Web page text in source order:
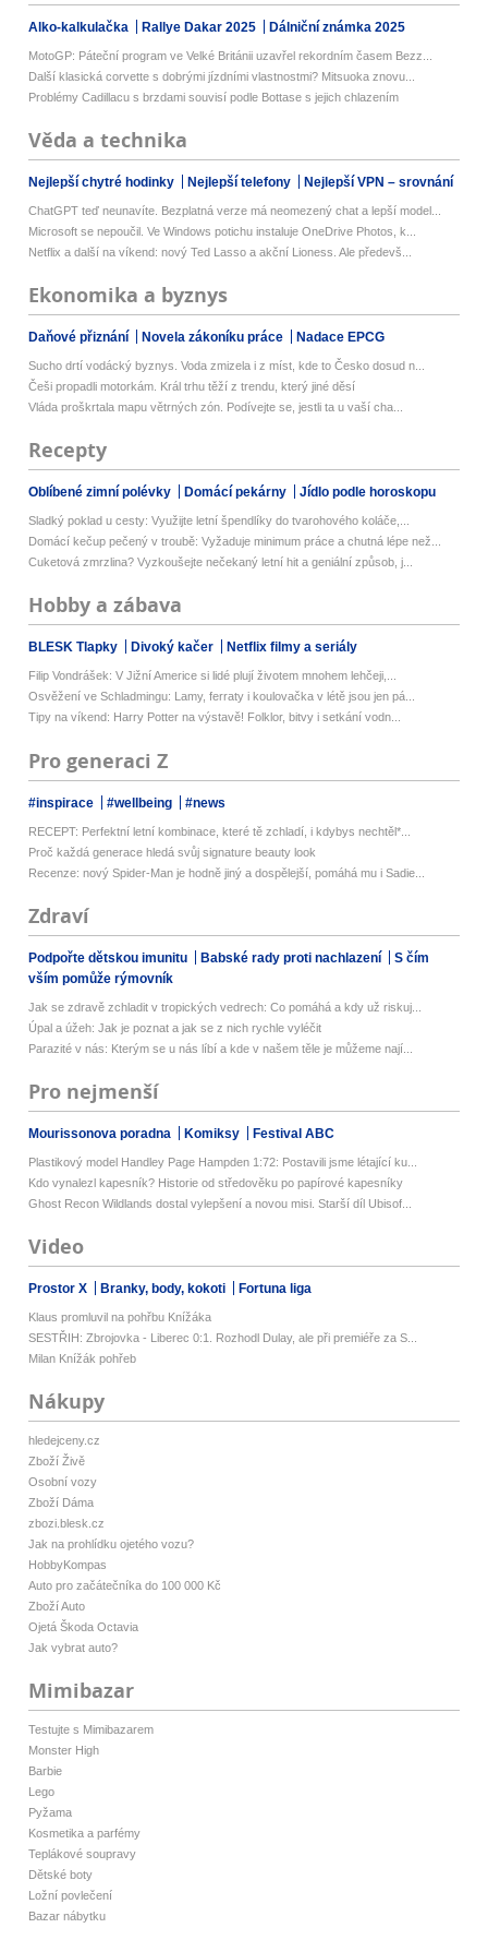
Alko-kalkulačka Rallye Dakar 2025 Dálniční známka 2025
MotoGP: Páteční program ve Velké Británii uzavřel rekordním časem Bezz...
Další klasická corvette s dobrými jízdními vlastnostmi? Mitsuoka znovu...
Problémy Cadillacu s brzdami souvisí podle Bottase s jejich chlazením
Věda a technika
Nejlepší chytré hodinky Nejlepší telefony Nejlepší VPN – srovnání
ChatGPT teď neunavíte. Bezplatná verze má neomezený chat a lepší model...
Microsoft se nepoučil. Ve Windows potichu instaluje OneDrive Photos, k...
Netflix a další na víkend: nový Ted Lasso a akční Lioness. Ale předevš...
Ekonomika a byznys
Daňové přiznání Novela zákoníku práce Nadace EPCG
Sucho drtí vodácký byznys. Voda zmizela i z míst, kde to Česko dosud n...
Češi propadli motorkám. Král trhu těží z trendu, který jiné děsí
Vláda proškrtala mapu větrných zón. Podívejte se, jestli ta u vaší cha...
Recepty
Oblíbené zimní polévky Domácí pekárny Jídlo podle horoskopu
Sladký poklad u cesty: Využijte letní špendlíky do tvarohového koláče,...
Domácí kečup pečený v troubě: Vyžaduje minimum práce a chutná lépe než...
Cuketová zmrzlina? Vyzkoušejte nečekaný letní hit a geniální způsob, j...
Hobby a zábava
BLESK Tlapky Divoký kačer Netflix filmy a seriály
Filip Vondrášek: V Jižní Americe si lidé plují životem mnohem lehčeji,...
Osvěžení ve Schladmingu: Lamy, ferraty i koulovačka v létě jsou jen pá...
Tipy na víkend: Harry Potter na výstavě! Folklor, bitvy i setkání vodn...
Pro generaci Z
#inspirace #wellbeing #news
RECEPT: Perfektní letní kombinace, které tě zchladí, i kdybys nechtěl*...
Proč každá generace hledá svůj signature beauty look
Recenze: nový Spider-Man je hodně jiný a dospělejší, pomáhá mu i Sadie...
Zdraví
Podpořte dětskou imunitu Babské rady proti nachlazení
S čím
vším pomůže rýmovník
Jak se zdravě zchladit v tropických vedrech: Co pomáhá a kdy už riskuj...
Úpal a úžeh: Jak je poznat a jak se z nich rychle vyléčit
Parazité v nás: Kterým se u nás líbí a kde v našem těle je můžeme nají...
Pro nejmenší
Mourissonova poradna Komiksy Festival ABC
Plastikový model Handley Page Hampden 1:72: Postavili jsme létající ku...
Kdo vynalezl kapesník? Historie od středověku po papírové kapesníky
Ghost Recon Wildlands dostal vylepšení a novou misi. Starší díl Ubisof...
Video
Prostor X Branky, body, kokoti Fortuna liga
Klaus promluvil na pohřbu Knížáka
SESTŘIH: Zbrojovka - Liberec 0:1. Rozhodl Dulay, ale při premiéře za S...
Milan Knížák pohřeb
Nákupy
hledejceny.cz
Zboží Živě
Osobní vozy
Zboží Dáma
zbozi.blesk.cz
Jak na prohlídku ojetého vozu?
HobbyKompas
Auto pro začátečníka do 100 000 Kč
Zboží Auto
Ojetá Škoda Octavia
Jak vybrat auto?
Mimibazar
Testujte s Mimibazarem
Monster High
Barbie
Lego
Pyžama
Kosmetika a parfémy
Teplákové soupravy
Dětské boty
Ložní povlečení
Bazar nábytku